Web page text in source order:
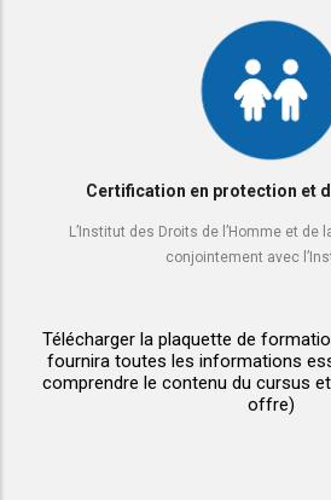
Certification en protection et
L’Institut des Droits de l’Homme et de
conjointement avec
Télécharger la plaquette de
fournira toutes les informations
comprendre le contenu du cursus
offre)